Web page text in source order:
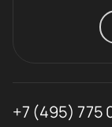
+7 (495) 775